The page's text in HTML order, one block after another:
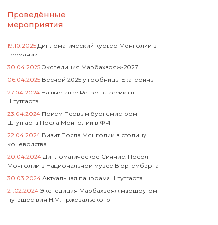
Проведённые
мероприятия
19.10.2025 Дипломатический курьер Монголии в
Германии
30.04.2025 Экспедиция Марбахвояж-2027
06.04.2025 Весной 2025 у гробницы Екатерины
27.04.2024 На выставке Ретро-классика в
Штутгарте
23.04.2024 Прием Первым бургомистром
Штутгарта Посла Монголии в ФРГ
22.04.2024 Визит Посла Монголии в столицу
коневодства
20.04.2024 Дипломатическое Сияние: Посол
Монголии в Национальном музее Вюртемберга
30.03.2024 Актуальная панорама Штутгарта
21.02.2024 Экспедиция Марбахвояж маршрутом
путешествия Н.М.Пржевальского